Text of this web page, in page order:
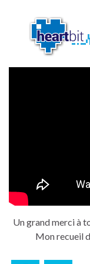
Un grand merci à
Mon recueil